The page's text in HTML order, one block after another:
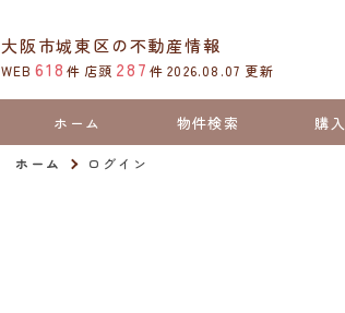
大阪市城東区の不動産情報
WEB 618 件 店頭 287 件 2026.08.07 更新
ホーム 物件検索 購
ホーム ログイン